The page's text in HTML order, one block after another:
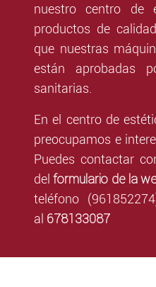
nuestro centro de
productos de
que nuestras
están aprobadas
sanitarias.
En el centro de
preocupamos e
Puedes contactar
del formulario de la
teléfono
al 678133087